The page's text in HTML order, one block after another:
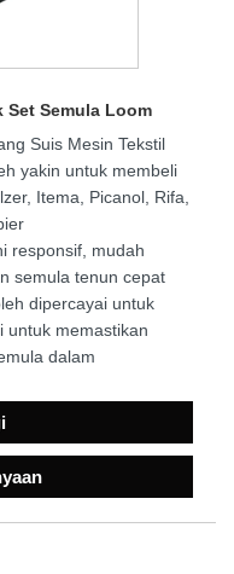
Semula Loom
Suis Mesin Tekstil
yakin untuk membeli
Itema, Picanol, Rifa,
responsif, mudah
semula tenun cepat
dipercayai untuk
untuk memastikan
dalam